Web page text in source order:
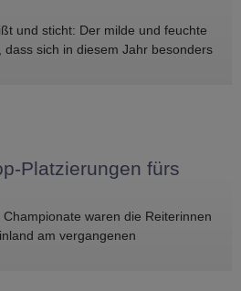
und sticht: Der milde und feuchte
sich in diesem Jahr besonders
Platzierungen fürs
waren die Reiterinnen
am vergangenen
erfolgreich unterwegs. Bei